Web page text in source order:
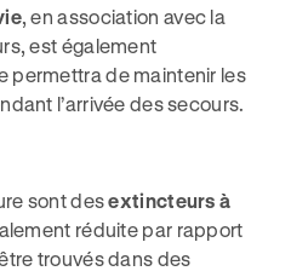
, en association avec la
est également
permettra de maintenir les
l’arrivée des secours.
sont desextincteurs à
réduite par rapport
trouvés dans des